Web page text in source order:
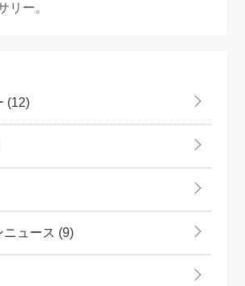
リー。
(12)
ニュース (9)